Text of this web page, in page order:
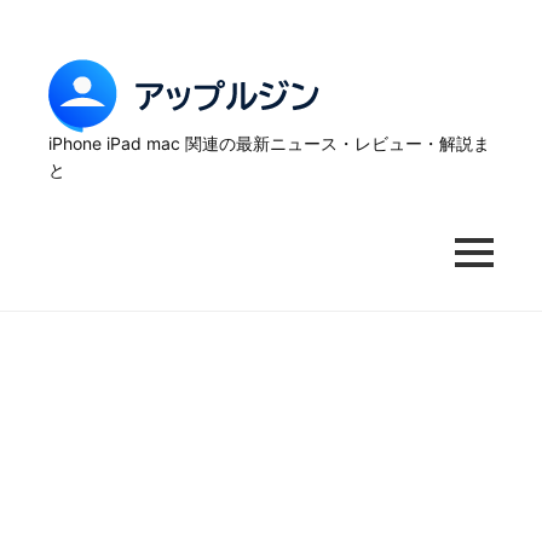
content
ッ
iPhone iPad mac 関連の最新ニュース・レビュー・解説ま
と
MENU